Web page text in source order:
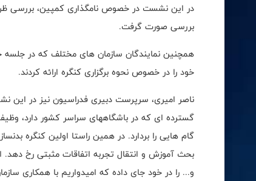
در این نشست در خصوص نامگذاری کمپین، بررسی
بررسی صورت گرفت.
همچنین نمایندگان سازمان های مختلف که در جلسه
خود را در خصوص نحوه برگزاری کنگره ارائه کردند.
ناصر امیری، سرپرست دبیری فدراسیون نیز در این
گسترده ای که در باشگاههای سراسر کشور دارد،
گام هایی را بردارد. در همین راستا اولین کنگره
بحث آموزش و انتقال تجربه اتفاقات مثبتی رخ
و... را در خود جای داده که امیدواریم با همکاری